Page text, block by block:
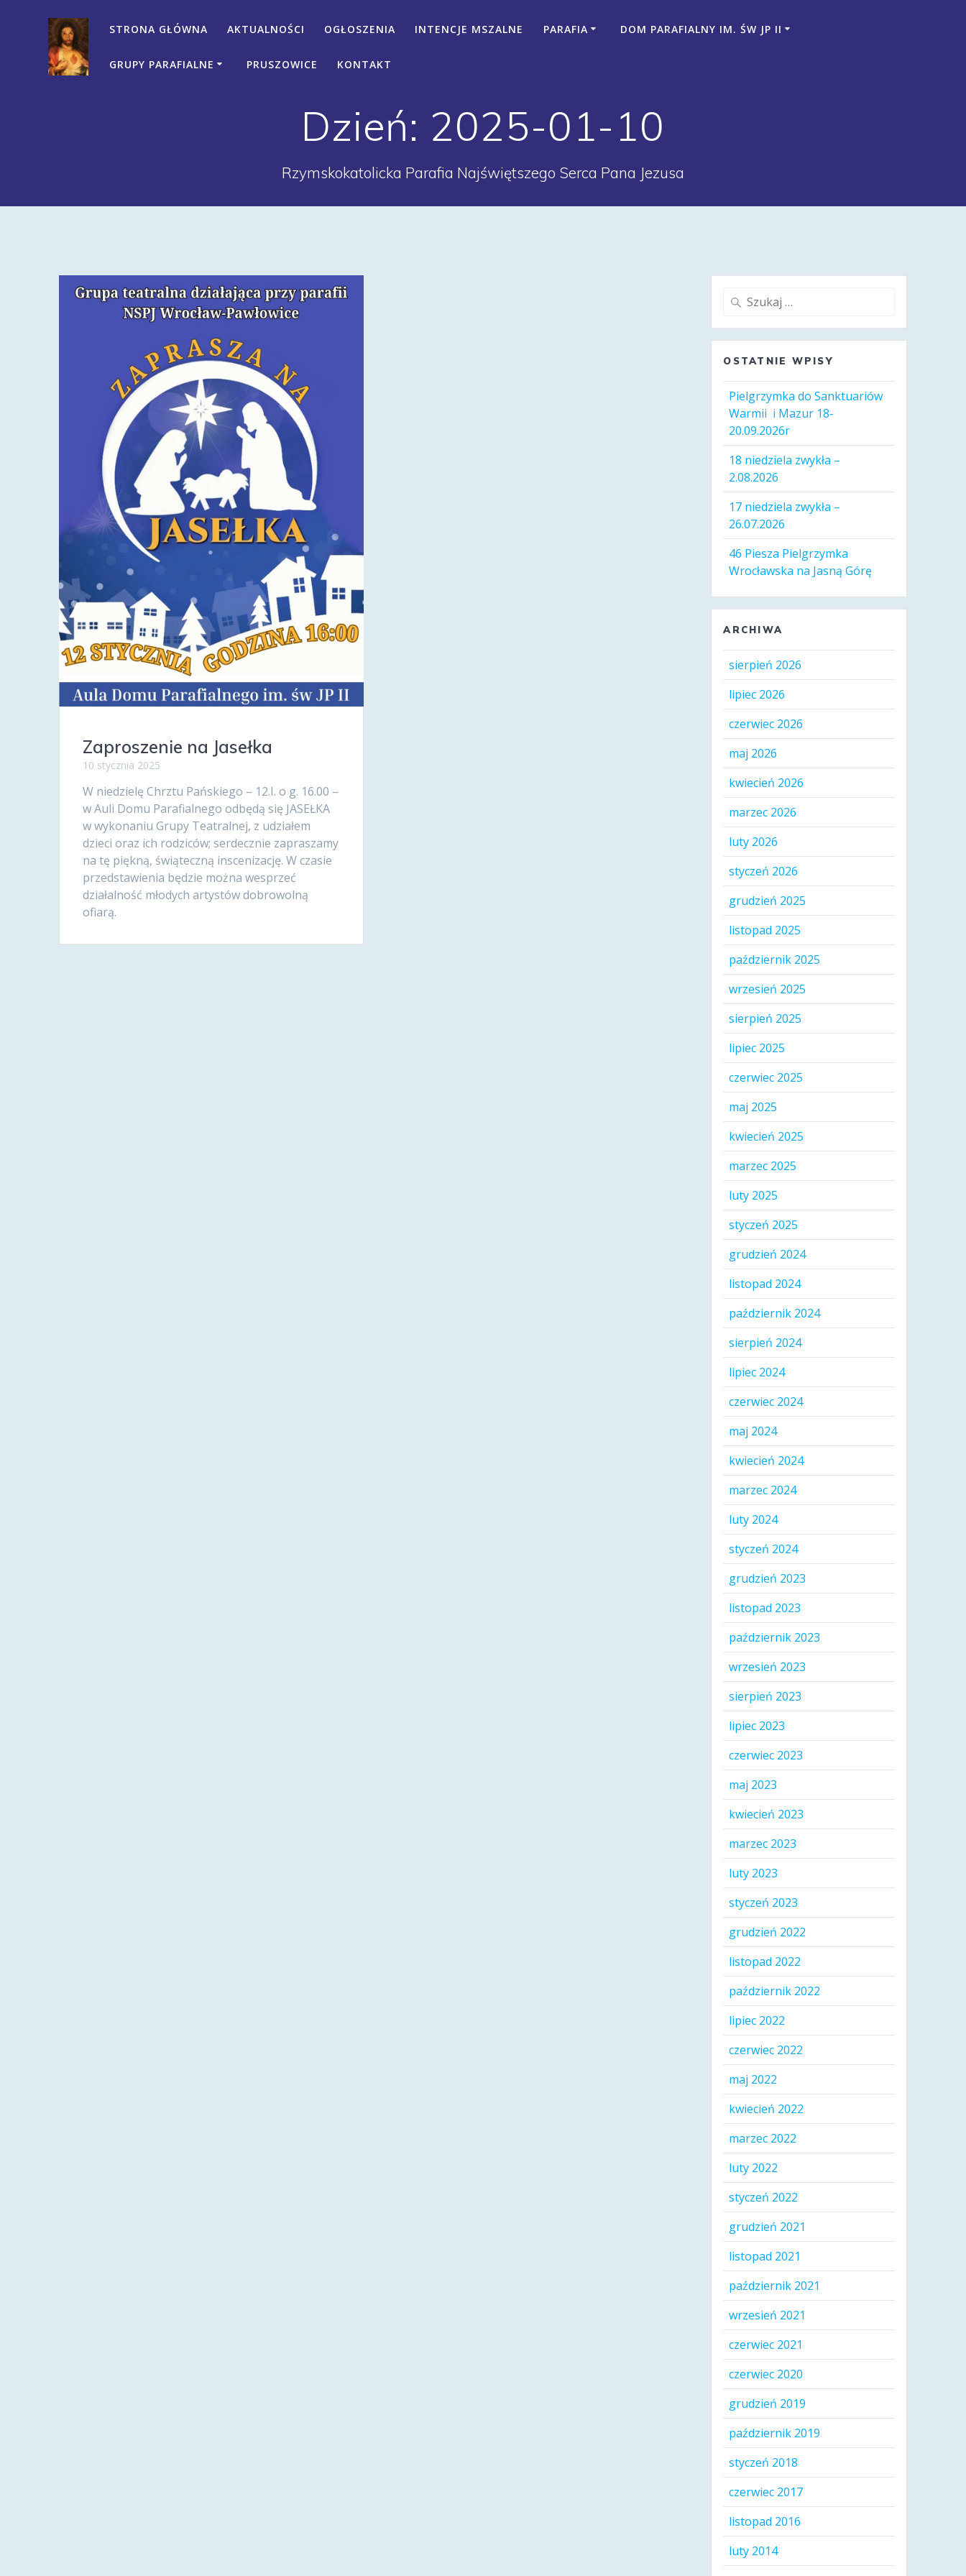
STRONA GŁÓWNA AKTUALNOŚCI OGŁOSZENIA INTENCJE MSZALNE PARAFIA DOM PARAFIALNY IM. ŚW JP II
GRUPY PARAFIALNE PRUSZOWICE KONTAKT
Dzień: 2025-01-10
Rzymskokatolicka Parafia Najświętszego Serca Pana Jezusa
Zaproszenie na Jasełka
10 stycznia 2025
W niedzielę Chrztu Pańskiego – 12.I. o g. 16.00 –
w Auli Domu Parafialnego odbędą się JASEŁKA
w wykonaniu Grupy Teatralnej, z udziałem
dzieci oraz ich rodziców; serdecznie zapraszamy
na tę piękną, świąteczną inscenizację. W czasie
przedstawienia będzie można wesprzeć
działalność młodych artystów dobrowolną
ofiarą.
Szukaj:
OSTATNIE WPISY
Pielgrzymka do Sanktuariów
Warmii i Mazur 18-
20.09.2026r
18 niedziela zwykła –
2.08.2026
17 niedziela zwykła –
26.07.2026
46 Piesza Pielgrzymka
Wrocławska na Jasną Górę
ARCHIWA
sierpień 2026
lipiec 2026
czerwiec 2026
maj 2026
kwiecień 2026
marzec 2026
luty 2026
styczeń 2026
grudzień 2025
listopad 2025
październik 2025
wrzesień 2025
sierpień 2025
lipiec 2025
czerwiec 2025
maj 2025
kwiecień 2025
marzec 2025
luty 2025
styczeń 2025
grudzień 2024
listopad 2024
październik 2024
sierpień 2024
lipiec 2024
czerwiec 2024
maj 2024
kwiecień 2024
marzec 2024
luty 2024
styczeń 2024
grudzień 2023
listopad 2023
październik 2023
wrzesień 2023
sierpień 2023
lipiec 2023
czerwiec 2023
maj 2023
kwiecień 2023
marzec 2023
luty 2023
styczeń 2023
grudzień 2022
listopad 2022
październik 2022
lipiec 2022
czerwiec 2022
maj 2022
kwiecień 2022
marzec 2022
luty 2022
styczeń 2022
grudzień 2021
listopad 2021
październik 2021
wrzesień 2021
czerwiec 2021
czerwiec 2020
grudzień 2019
październik 2019
styczeń 2018
czerwiec 2017
listopad 2016
luty 2014